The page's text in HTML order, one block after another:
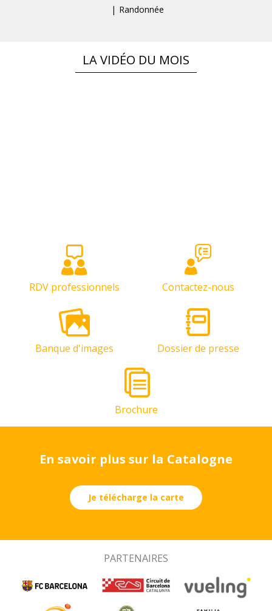
Randonnée
LA VIDÉO DU MOIS
RDV professionnels Contactez-nous
Banque d'images Dossier de presse
Brochure
En savoir plus sur la Catalogne
Je télécharge la carte
PARTENAIRES